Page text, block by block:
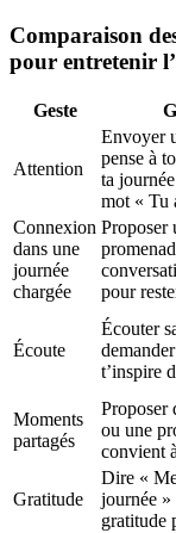
Comparaison
pour entretenir
Geste
Attention
Envoyer
pense à
ta
mot « Tu
Connexion
dans une
journée
chargée
Proposer
pour
Écoute
Écouter
t’inspire
Moments
partagés
Proposer
ou une
convient
Gratitude
Dire «
journée »
gratitude